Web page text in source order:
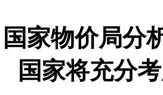
国家物价局分
国家将充分